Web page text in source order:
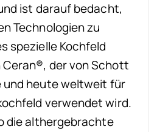
ist darauf bedacht,
Technologien zu
spezielle Kochfeld
der von Schott
heute weltweit für
verwendet wird.
die althergebrachte